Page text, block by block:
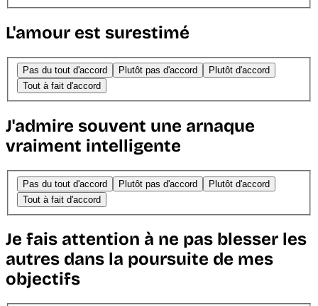
L'amour est surestimé
Pas du tout d'accord Plutôt pas d'accord
Plutôt d'accord
Tout à fait d'accord
J'admire souvent une arnaque
vraiment intelligente
Pas du tout d'accord Plutôt pas d'accord
Plutôt d'accord
Tout à fait d'accord
Je fais attention à ne pas blesser les
autres dans la poursuite de mes
objectifs